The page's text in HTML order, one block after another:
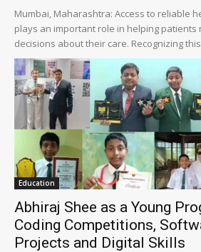
Mumbai, Maharashtra: Access to reliable
plays an important role in helping patients
decisions about their care. Recognizing
Education
Abhiraj Shee as a Young
Coding Competitions,
Projects and Digital Skills